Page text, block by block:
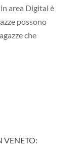
area Digital è
possono
che
VENETO: